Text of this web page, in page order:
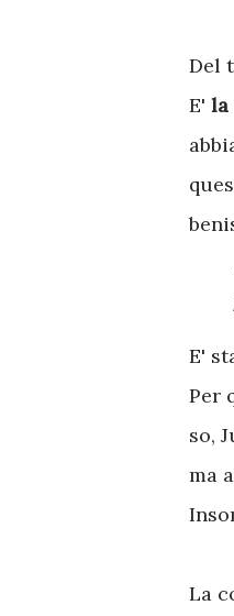
Del
E' la
E'
Per
so,
ma
La